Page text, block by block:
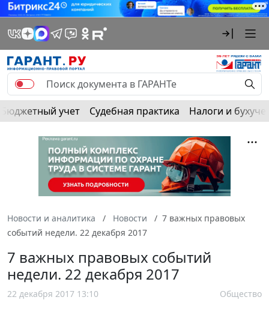
Бюджетный учет Судебная практика Налоги и
Новости и аналитика Новости
7 важных правовых
событий недели. 22 декабря 2017
7 важных правовых событий
недели. 22 декабря 2017
22 декабря 2017 13:10 Общество